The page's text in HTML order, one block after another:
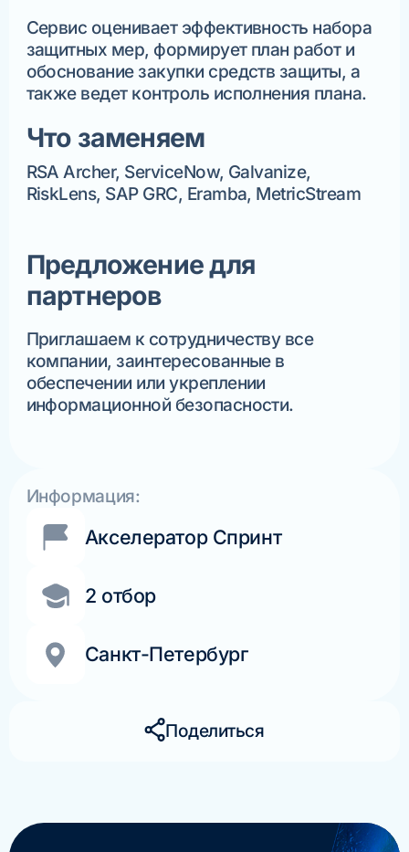
Информация:
Акселератор Спринт
2 отбор
Санкт-Петербург
Поделиться
Сервис оценивает эффективность набора
защитных мер, формирует план работ и
обоснование закупки средств защиты, а
также ведет контроль исполнения плана.
Что заменяем
RSA Archer, ServiceNow, Galvanize,
RiskLens, SAP GRC, Eramba, MetricStream
Предложение для
партнеров
Приглашаем к сотрудничеству все
компании, заинтересованные в
обеспечении или укреплении
информационной безопасности.